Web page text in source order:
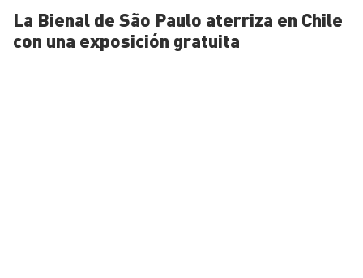
La Bienal de São Paulo aterriza en Chile
con una exposición gratuita